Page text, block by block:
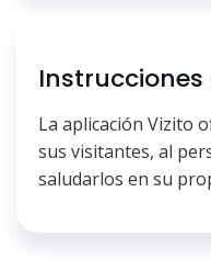
La aplicación Vizito
sus visitantes, al
saludarlos en su